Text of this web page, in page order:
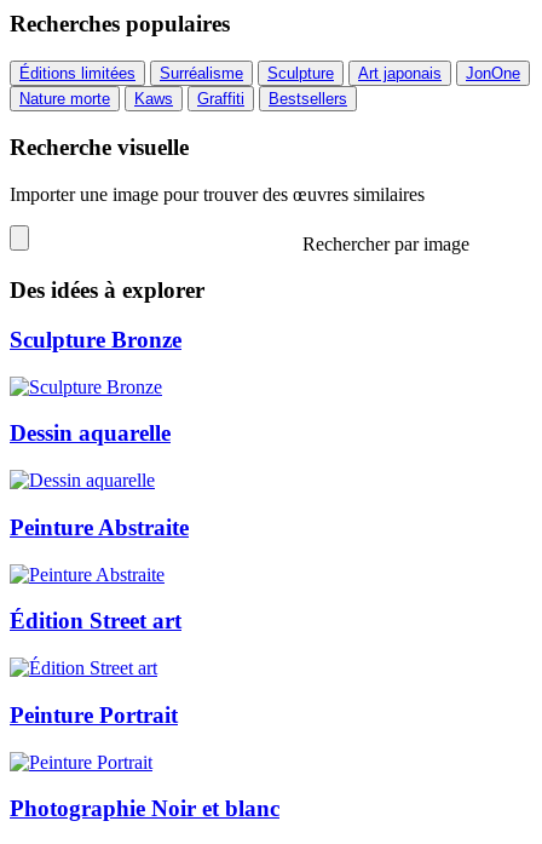
Recherches populaires
Éditions limitées Surréalisme Sculpture Art japonais
JonOne
Nature morte
Kaws Graffiti Bestsellers
Recherche visuelle
Importer une image pour trouver des œuvres similaires
Rechercher par image
Des idées à explorer
Sculpture Bronze
Dessin aquarelle
Peinture Abstraite
Édition Street art
Peinture Portrait
Photographie Noir et blanc